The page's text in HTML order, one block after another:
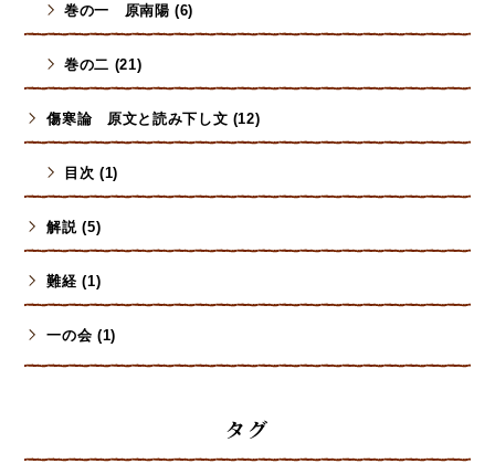
巻の一 原南陽 (6)
巻の二 (21)
傷寒論 原文と読み下し文 (12)
目次 (1)
解説 (5)
難経 (1)
一の会 (1)
タグ